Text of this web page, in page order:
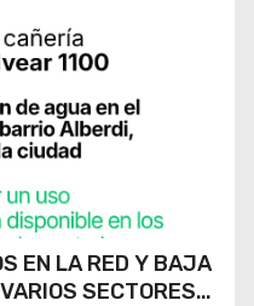
EN LA RED Y BAJA
SECTORES